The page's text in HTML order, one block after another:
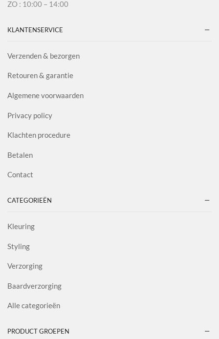
ZO : 10:00 – 14:00
KLANTENSERVICE
Verzenden & bezorgen
Retouren & garantie
Algemene voorwaarden
Privacy policy
Klachten procedure
Betalen
Contact
CATEGORIEËN
Kleuring
Styling
Verzorging
Baardverzorging
Alle categorieën
PRODUCT GROEPEN